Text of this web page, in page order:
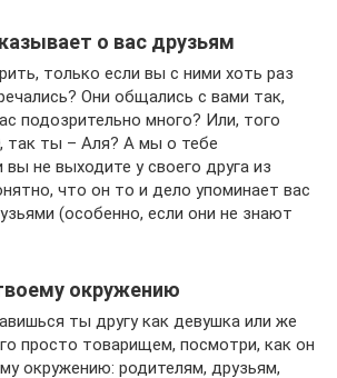
о вас друзьям
только если вы с ними хоть раз
Они общались с вами так,
подозрительно много? Или, того
так ты – Аля? А мы о тебе
не выходите у своего друга из
что он то и дело упоминает вас
(особенно, если они не знают
окружению
ты другу как девушка или же
просто товарищем, посмотри, как он
окружению: родителям, друзьям,